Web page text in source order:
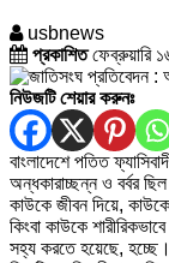
usbnews
প্রকাশিতফেব্রুয়ারি
নিউজটি শেয়ার করুনঃ
বাংলাদেশে পতিত
অন্ধকারাচ্ছন্ন ও বর্বর
কাউকে জীবন দিয়ে,
কিংবা কাউকে
সহ্য করতে হয়েছে,